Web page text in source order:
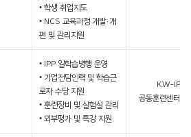
• 학생 취업지도
• NCS 교육과정 개발·개
편 및 관리지원
• IPP 일학습병행 운영
• 기업전담인력 및 학습근
로자 수당 지원
• 훈련장비 및 실험실 관리
• 외부평가 및 특강 지원
KW-IPP
공동훈련센터 운